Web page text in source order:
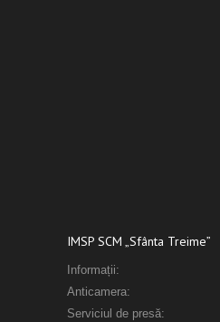
IMSP SCM „Sfânta Treime”
Informații:
Anticamera:
Serviciul de presă: